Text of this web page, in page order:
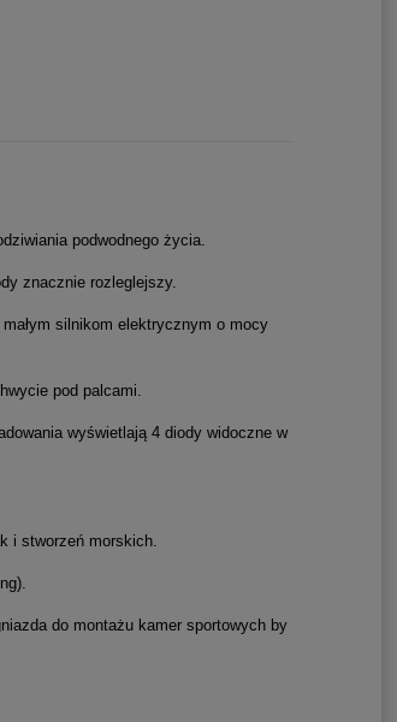
podwodnego życia.
znacznie rozleglejszy.
silnikom elektrycznym o mocy
pod palcami.
wyświetlają 4 diody widoczne w
i stworzeń morskich.
do montażu kamer sportowych by